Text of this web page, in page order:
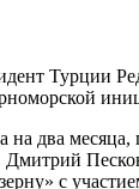
Турции
на два месяца,
Дмитрий
с